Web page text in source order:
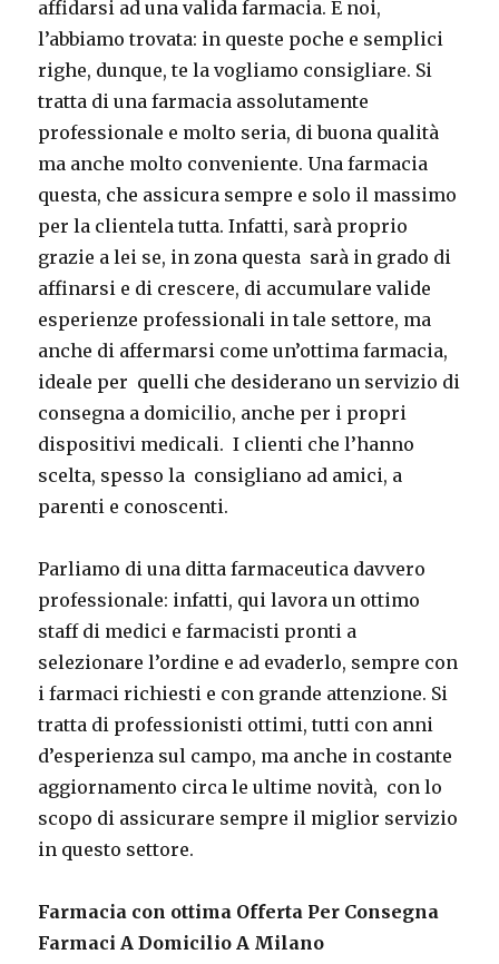
affidarsi ad una valida farmacia. E noi,
l’abbiamo trovata: in queste poche e semplici
righe, dunque, te la vogliamo consigliare. Si
tratta di una farmacia assolutamente
professionale e molto seria, di buona qualità
ma anche molto conveniente. Una farmacia
questa, che assicura sempre e solo il massimo
per la clientela tutta. Infatti, sarà proprio
grazie a lei se, in zona questa sarà in grado di
affinarsi e di crescere, di accumulare valide
esperienze professionali in tale settore, ma
anche di affermarsi come un’ottima farmacia,
ideale per quelli che desiderano un servizio di
consegna a domicilio, anche per i propri
dispositivi medicali. I clienti che l’hanno
scelta, spesso la consigliano ad amici, a
parenti e conoscenti.
Parliamo di una ditta farmaceutica davvero
professionale: infatti, qui lavora un ottimo
staff di medici e farmacisti pronti a
selezionare l’ordine e ad evaderlo, sempre con
i farmaci richiesti e con grande attenzione. Si
tratta di professionisti ottimi, tutti con anni
d’esperienza sul campo, ma anche in costante
aggiornamento circa le ultime novità, con lo
scopo di assicurare sempre il miglior servizio
in questo settore.
Farmacia con ottima Offerta Per Consegna
Farmaci A Domicilio A Milano